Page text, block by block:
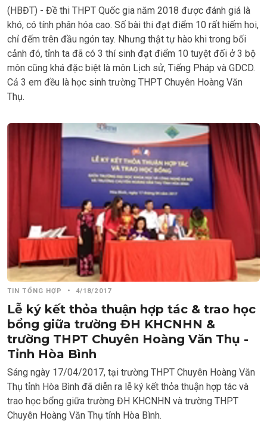
(HBĐT) - Đề thi THPT Quốc gia năm 2018 được đánh giá là
khó, có tính phân hóa cao. Số bài thi đạt điểm 10 rất hiếm hoi,
chỉ đếm trên đầu ngón tay. Nhưng thật tự hào khi trong bối
cảnh đó, tỉnh ta đã có 3 thí sinh đạt điểm 10 tuyệt đối ở 3 bộ
môn cũng khá đặc biệt là môn Lịch sử, Tiếng Pháp và GDCD.
Cả 3 em đều là học sinh trường THPT Chuyên Hoàng Văn
Thụ.
TIN TỔNG HỢP • 4/18/2017
Lễ ký kết thỏa thuận hợp tác & trao học
bổng giữa trường ĐH KHCNHN &
trường THPT Chuyên Hoàng Văn Thụ -
Tỉnh Hòa Bình
Sáng ngày 17/04/2017, tại trường THPT Chuyên Hoàng Văn
Thụ tỉnh Hòa Bình đã diễn ra lễ ký kết thỏa thuận hợp tác và
trao học bổng giữa trường ĐH KHCNHN và trường THPT
Chuyên Hoàng Văn Thụ tỉnh Hòa Bình.